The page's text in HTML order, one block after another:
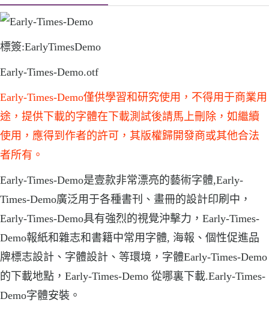
標簽:EarlyTimesDemo
Early-Times-Demo.otf
Early-Times-Demo僅供學習和研究使用，不得用于商業用
途，提供下載的字體在下載測試後請馬上刪除，如繼續
使用，應得到作者的許可，其版權歸開發商或其他合法
者所有。
Early-Times-Demo是壹款非常漂亮的藝術字體,Early-
Times-Demo廣泛用于各種書刊、畫冊的設計印刷中，
Early-Times-Demo具有強烈的視覺沖擊力，Early-Times-
Demo報紙和雜志和書籍中常用字體, 海報、個性促進品
牌標志設計、字體設計、等環境，字體Early-Times-Demo
的下載地點，Early-Times-Demo 從哪裏下載.Early-Times-
Demo字體安裝。